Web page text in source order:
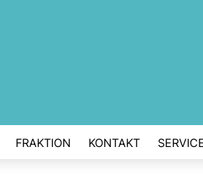
FRAKTION KONTAKT